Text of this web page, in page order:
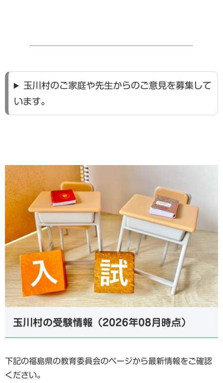
玉川村のご家庭や先生からのご意見を募集して
います。
玉川村の受験情報（2026年08月時点）
下記の福島県の教育委員会のページから最新情報をご確認
ください。